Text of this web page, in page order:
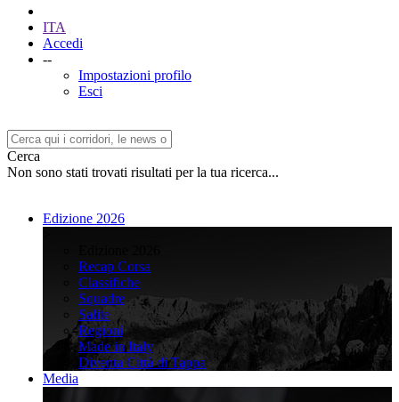
ITA
Accedi
--
Impostazioni profilo
Esci
Cerca
Non sono stati trovati risultati per la tua ricerca...
Edizione 2026
Recap Corsa
Classifiche
Squadre
Salite
Regioni
Made in Italy
Diventa Città di Tappa
Media